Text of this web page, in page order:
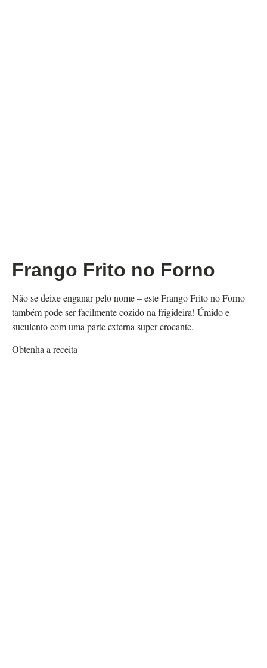
Frango Frito no Forno
Não se deixe enganar pelo nome – este Frango Frito no Forno
também pode ser facilmente cozido na frigideira! Úmido e
suculento com uma parte externa super crocante.
Obtenha a receita